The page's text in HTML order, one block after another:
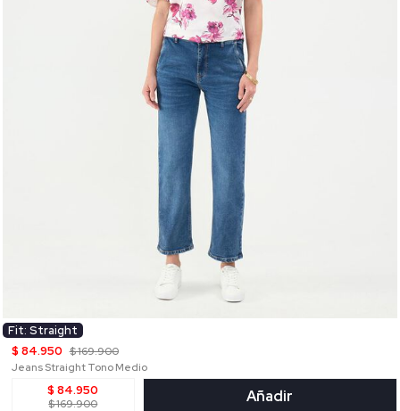
Fit: Straight
$ 84.950 $ 169.900
Jeans Straight Tono Medio
$ 84.950
$ 169.900 Añadir